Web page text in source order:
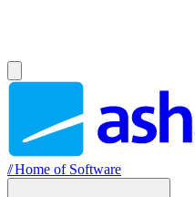
//Home of Software